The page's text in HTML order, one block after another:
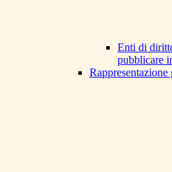
Enti di
pubblicare
Rappresentazione